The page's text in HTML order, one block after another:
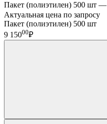
Пакет (полиэтилен) 500 шт —
Актуальная цена по запросу
Пакет (полиэтилен) 500 шт
9 15000₽